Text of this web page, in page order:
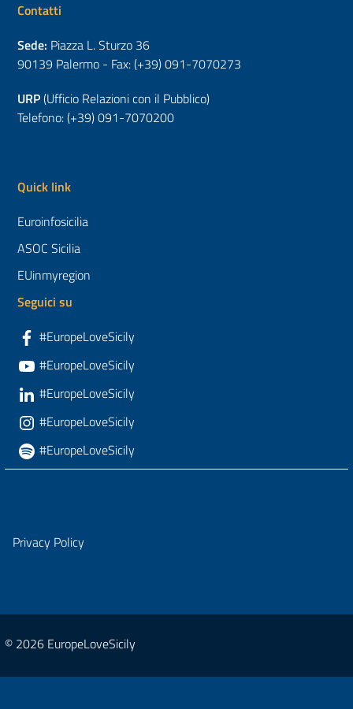
Contatti
Sede: Piazza L. Sturzo 36
90139 Palermo - Fax: (+39) 091-7070273
URP(Ufficio Relazioni con il Pubblico)
Telefono: (+39) 091-7070200
Quick link
Euroinfosicilia
ASOC Sicilia
EUinmyregion
Seguici su
#EuropeLoveSicily
#EuropeLoveSicily
#EuropeLoveSicily
#EuropeLoveSicily
#EuropeLoveSicily
Privacy Policy
© 2026 EuropeLoveSicily